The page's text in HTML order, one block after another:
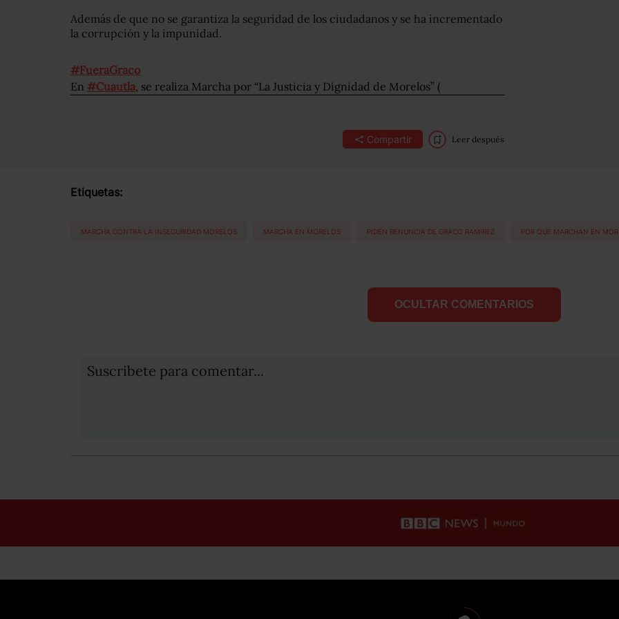
Además de que no se garantiza la seguridad de los ciudadanos y se ha incrementado
la corrupción y la impunidad.
#FueraGraco
En #Cuautla, se realiza Marcha por “La Justicia y Dignidad de Morelos” (
Compartir Leer después
Etiquetas:
MARCHA CONTRA LA INSEGURIDAD MORELOS MARCHA EN MORELOS PIDEN RENUNCIA DE GRACO RAMIREZ POR QUE MARCHAN EN
OCULTAR COMENTARIOS
Suscribete para comentar...